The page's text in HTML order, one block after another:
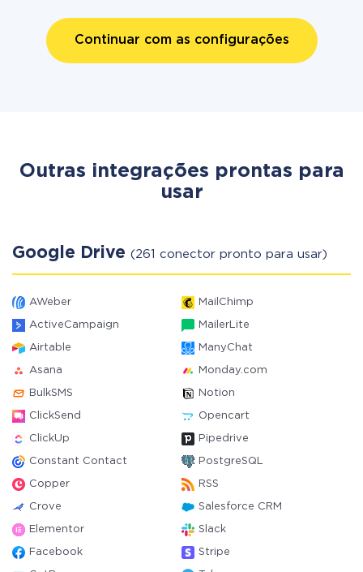
Continuar com as configurações
Outras integrações prontas para
usar
Google Drive (261 conector pronto para usar)
AWeber MailChimp
ActiveCampaign MailerLite
Airtable ManyChat
Asana Monday.com
BulkSMS Notion
ClickSend Opencart
ClickUp Pipedrive
Constant Contact PostgreSQL
Copper RSS
Crove Salesforce CRM
Elementor Slack
Facebook Stripe